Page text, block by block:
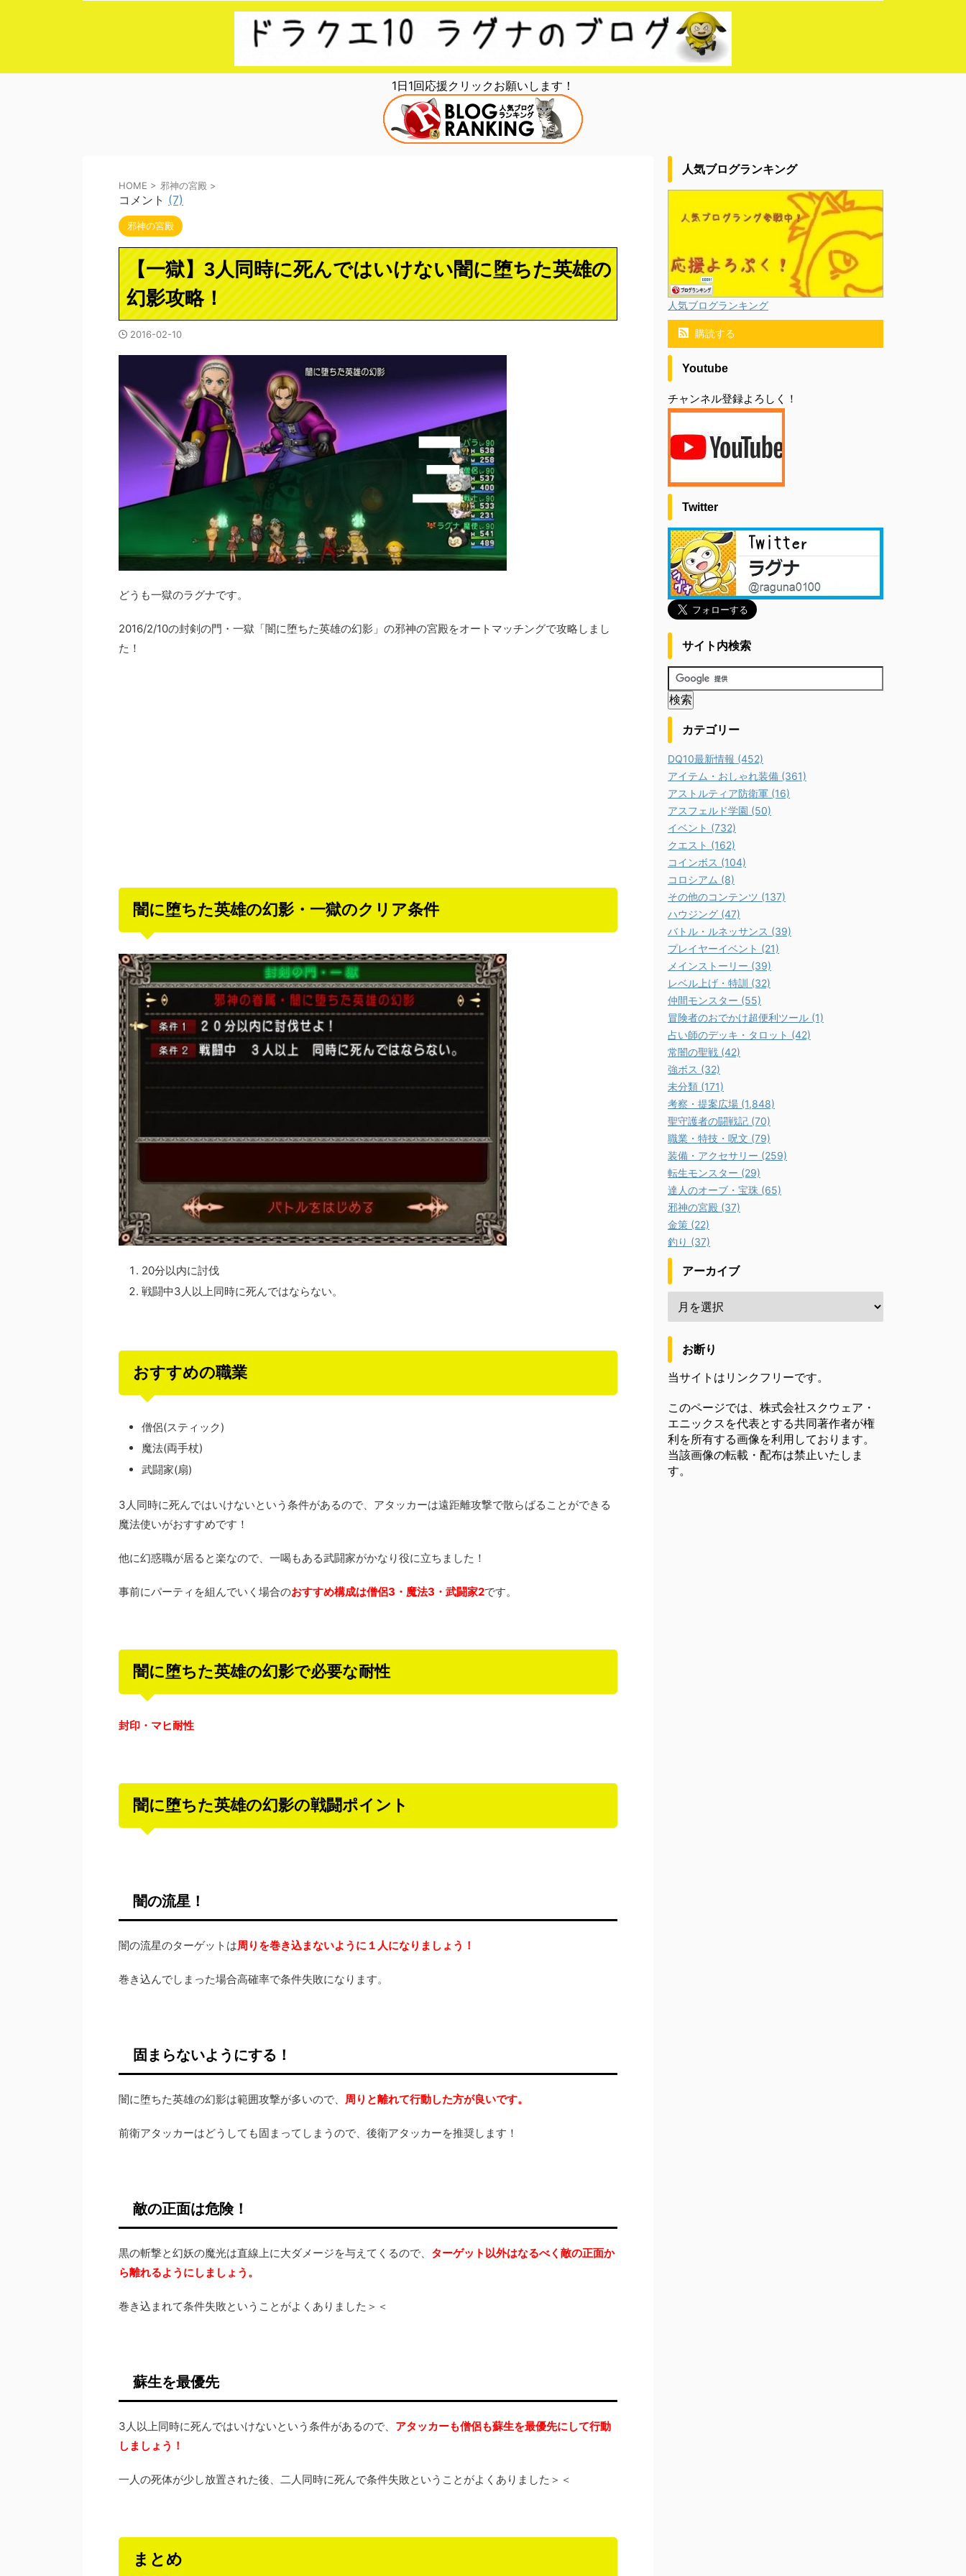
1日1回応援クリックお願いします！
HOME > 邪神の宮殿 >
コメント (7)
邪神の宮殿
【一獄】3人同時に死んではいけない闇に堕ちた英雄の
幻影攻略！
2016-02-10
どうも一獄のラグナです。
2016/2/10の封剣の門・一獄「闇に堕ちた英雄の幻影」の邪神の宮殿をオートマッチングで攻略しまし
た！
闇に堕ちた英雄の幻影・一獄のクリア条件
20分以内に討伐
戦闘中3人以上同時に死んではならない。
おすすめの職業
僧侶(スティック)
魔法(両手杖)
武闘家(扇)
3人同時に死んではいけないという条件があるので、アタッカーは遠距離攻撃で散らばることができる
魔法使いがおすすめです！
他に幻惑職が居ると楽なので、一喝もある武闘家がかなり役に立ちました！
事前にパーティを組んでいく場合のおすすめ構成は僧侶3・魔法3・武闘家2です。
闇に堕ちた英雄の幻影で必要な耐性
封印・マヒ耐性
闇に堕ちた英雄の幻影の戦闘ポイント
闇の流星！
闇の流星のターゲットは周りを巻き込まないように１人になりましょう！
巻き込んでしまった場合高確率で条件失敗になります。
固まらないようにする！
闇に堕ちた英雄の幻影は範囲攻撃が多いので、 周りと離れて行動した方が良いです。
前衛アタッカーはどうしても固まってしまうので、後衛アタッカーを推奨します！
敵の正面は危険！
黒の斬撃と幻妖の魔光は直線上に大ダメージを与えてくるので、 ターゲット以外はなるべく敵の正面か
ら離れるようにしましょう。
巻き込まれて条件失敗ということがよくありました＞＜
蘇生を最優先
3人以上同時に死んではいけないという条件があるので、 アタッカーも僧侶も蘇生を最優先にして行動
しましょう！
一人の死体が少し放置された後、二人同時に死んで条件失敗ということがよくありました＞＜
まとめ
人気ブログランキング
人気ブログランキング
購読する
Youtube
チャンネル登録よろしく！
Twitter
サイト内検索
カテゴリー
DQ10最新情報 (452)
アイテム・おしゃれ装備 (361)
アストルティア防衛軍 (16)
アスフェルド学園 (50)
イベント (732)
クエスト (162)
コインボス (104)
コロシアム (8)
その他のコンテンツ (137)
ハウジング (47)
バトル・ルネッサンス (39)
プレイヤーイベント (21)
メインストーリー (39)
レベル上げ・特訓 (32)
仲間モンスター (55)
冒険者のおでかけ超便利ツール (1)
占い師のデッキ・タロット (42)
常闇の聖戦 (42)
強ボス (32)
未分類 (171)
考察・提案広場 (1,848)
聖守護者の闘戦記 (70)
職業・特技・呪文 (79)
装備・アクセサリー (259)
転生モンスター (29)
達人のオーブ・宝珠 (65)
邪神の宮殿 (37)
金策 (22)
釣り (37)
アーカイブ
お断り
当サイトはリンクフリーです。
このページでは、株式会社スクウェア・
エニックスを代表とする共同著作者が権
利を所有する画像を利用しております。
当該画像の転載・配布は禁止いたしま
す。